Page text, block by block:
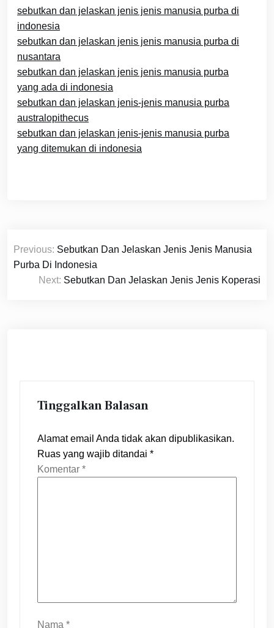
sebutkan dan jelaskan jenis jenis manusia purba di
indonesia
sebutkan dan jelaskan jenis jenis manusia purba di
nusantara
sebutkan dan jelaskan jenis jenis manusia purba
yang ada di indonesia
sebutkan dan jelaskan jenis-jenis manusia purba
australopithecus
sebutkan dan jelaskan jenis-jenis manusia purba
yang ditemukan di indonesia
Navigasi
pos
Previous: Sebutkan Dan Jelaskan Jenis Jenis Manusia
Purba Di Indonesia
Next: Sebutkan Dan Jelaskan Jenis Jenis Koperasi
Tinggalkan Balasan
Alamat email Anda tidak akan dipublikasikan.
Ruas yang wajib ditandai *
Komentar *
Nama *